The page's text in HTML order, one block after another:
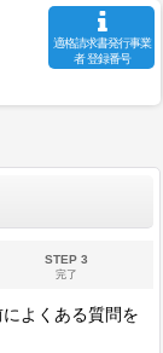
適格請求書発行事業
者 登録番号
STEP 3
完了
よくある質問を